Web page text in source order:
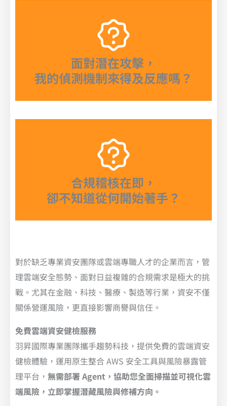
面對潛在攻擊，
我的偵測機制來得及反應嗎？
合規稽核在即，
卻不知道從何開始著手？
對於缺乏專業資安團隊或雲端專職人才的企業而言，管
理雲端安全態勢、面對日益複雜的合規需求是極大的挑
戰。尤其在金融、科技、醫療、製造等行業，資安不僅
關係營運風險，更直接影響商譽與信任。
免費雲端資安健檢服務
羽昇國際專業團隊攜手趨勢科技，提供免費的雲端資安
健檢體驗，運用原生整合 AWS 安全工具與風險暴露管
理平台， 無需部署 Agent，協助您全面掃描並可視化雲
端風險，立即掌握潛藏風險與修補方向。